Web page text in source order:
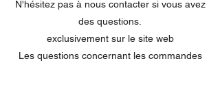
N'hésitez pas à nous contacter si vous avez
des questions.
exclusivement sur le site web
Les questions concernant les commandes